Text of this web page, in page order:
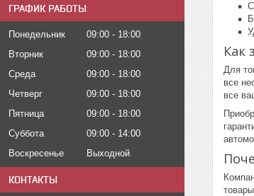
ГРАФИК РАБОТЫ
Понедельник 09:00
18:00
Вторник
09:00
18:00
Среда
09:00
18:00
Четверг
09:00
18:00
Пятница
09:00
18:00
Суббота
09:00
14:00
Воскресенье
Выходной
КОНТАКТЫ
Как
Для
все
все